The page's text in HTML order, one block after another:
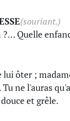
(souriant.)
Quelle
lui ôter ;
ne l'auras
et grêle.